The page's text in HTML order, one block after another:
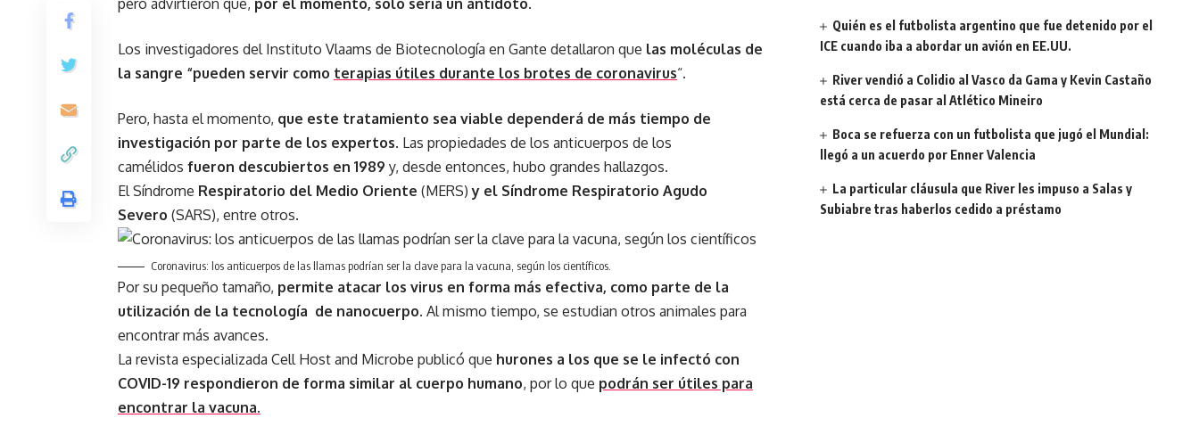
pero advirtieron que, por el momento, solo sería un antídoto.
Los investigadores del Instituto Vlaams de Biotecnología en Gante detallaron que las moléculas de
la sangre “pueden servir como terapias útiles durante los brotes de coronavirus“.
Pero, hasta el momento, que este tratamiento sea viable dependerá de más tiempo de
investigación por parte de los expertos. Las propiedades de los anticuerpos de los
camélidos fueron descubiertos en 1989 y, desde entonces, hubo grandes hallazgos.
El Síndrome Respiratorio del Medio Oriente (MERS)y el Síndrome Respiratorio Agudo
Severo (SARS), entre otros.
Coronavirus: los anticuerpos de las llamas podrían ser la clave para la vacuna, según los científicos.
Por su pequeño tamaño, permite atacar los virus en forma más efectiva, como parte de la
utilización de la tecnología de nanocuerpo. Al mismo tiempo, se estudian otros animales para
encontrar más avances.
La revista especializada Cell Host and Microbe publicó que hurones a los que se le infectó con
COVID-19 respondieron de forma similar al cuerpo humano, por lo que podrán ser útiles para
encontrar la vacuna.
Quién es el futbolista argentino que fue detenido por el
ICE cuando iba a abordar un avión en EE.UU.
River vendió a Colidio al Vasco da Gama y Kevin Castaño
está cerca de pasar al Atlético Mineiro
Boca se refuerza con un futbolista que jugó el Mundial:
llegó a un acuerdo por Enner Valencia
La particular cláusula que River les impuso a Salas y
Subiabre tras haberlos cedido a préstamo